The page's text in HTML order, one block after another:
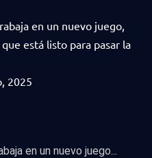
en un nuevo juego,
está listo para pasar la
2025
en un nuevo juego...